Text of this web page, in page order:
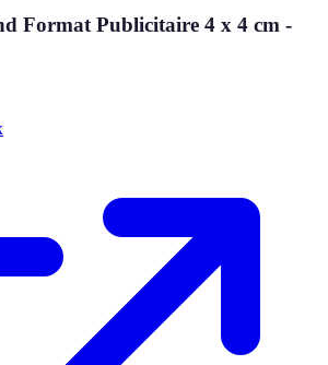
Format Publicitaire 4 x 4 cm -